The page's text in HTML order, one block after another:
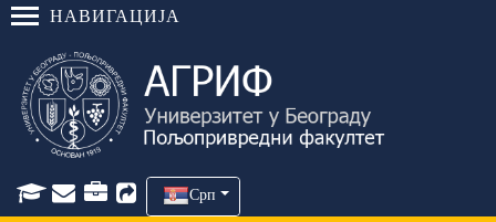
НАВИГАЦИЈА
Срп